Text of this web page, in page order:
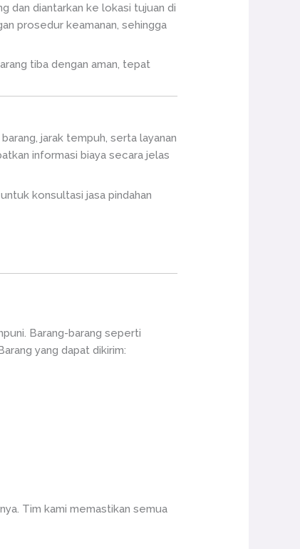
dan diantarkan ke lokasi tujuan di
prosedur keamanan, sehingga
tiba dengan aman, tepat
jarak tempuh, serta layanan
informasi biaya secara jelas
konsultasi jasa pindahan
Barang-barang seperti
yang dapat dikirim:
Tim kami memastikan semua